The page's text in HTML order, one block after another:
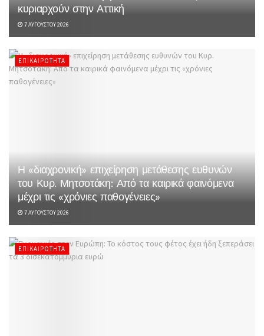
κυριαρχούν στην Αττική
7 ΑΥΓΟΎΣΤΟΥ 2026
ΕΠΙΚΑΙΡΌΤΗΤΑ
Η «διαχρονική» επιχείρηση μετάθεσης ευθυνών
του Κυρ. Μητσοτάκη: Από τα καιρικά φαινόμενα
μέχρι τις «χρόνιες παθογένειες»
7 ΑΥΓΟΎΣΤΟΥ 2026
ΕΠΙΚΑΙΡΌΤΗΤΑ